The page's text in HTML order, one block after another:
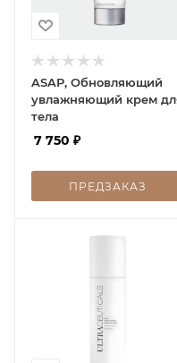
ASAP, Обновляющий
увлажняющий крем
тела
7 750 ₽
ПРЕДЗАКАЗ